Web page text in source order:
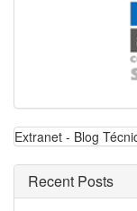
Extranet - Blog
Recent Posts